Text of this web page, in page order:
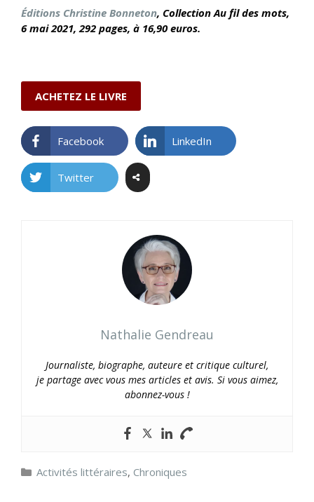
Éditions Christine Bonneton, Collection Au fil des mots,
6 mai2021, 292 pages, à 16,90 euros.
ACHETEZ LE LIVRE
Facebook LinkedIn
Twitter
Nathalie Gendreau
Journaliste, biographe, auteure et critique culturel,
je partage avec vous mes articles et avis. Si vous aimez,
abonnez-vous !
Catégories
Activités littéraires, Chroniques